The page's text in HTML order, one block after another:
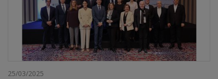
25/03/2025